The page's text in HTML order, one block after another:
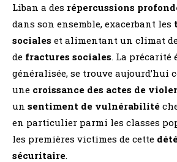
Liban a des répercussions
dans son ensemble, exacerbant les
sociales et alimentant un climat
de fractures sociales. La précarité
généralisée, se trouve aujourd’hui
une croissance des actes de
un sentiment de vulnérabilité
en particulier parmi les classes
les premières victimes de cette
sécuritaire.